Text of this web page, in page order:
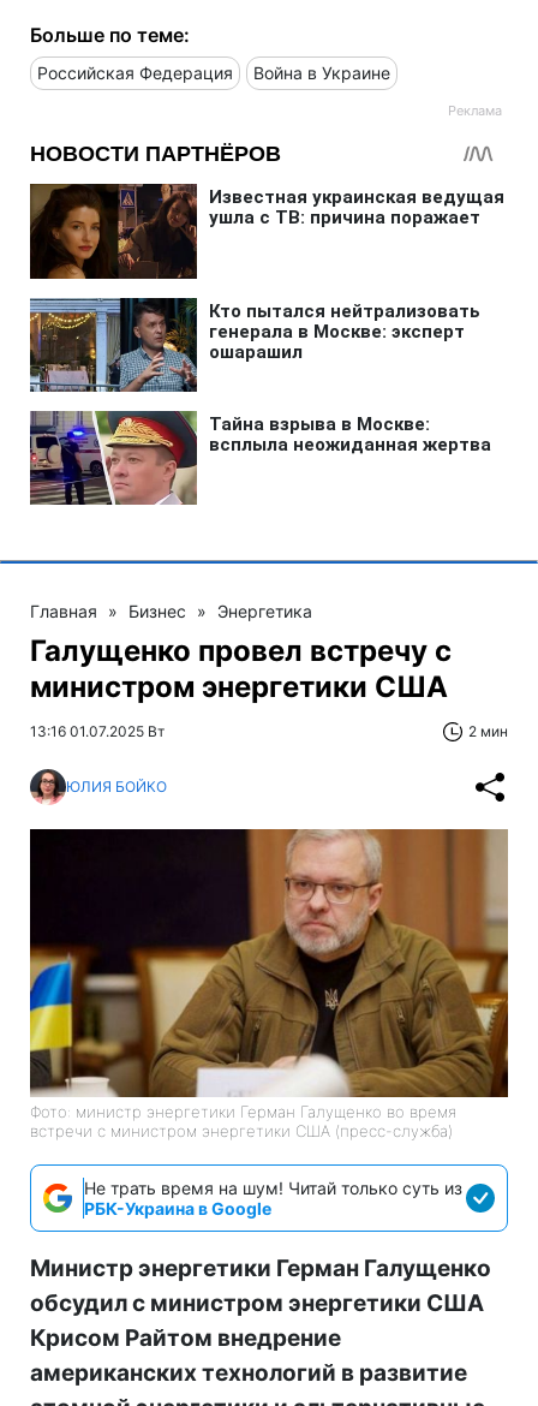
Больше по теме:
Российская Федерация Война в Украине
Главная » Бизнес » Энергетика
Галущенко провел встречу с
министром энергетики США
13:16 01.07.2025 Вт 2 мин
ЮЛИЯ БОЙКО
Фото: министр энергетики Герман Галущенко во время
встречи с министром энергетики США (пресс-служба)
Не трать время на шум! Читай только суть из
РБК-Украина в Google
Министр энергетики Герман Галущенко
обсудил с министром энергетики США
Крисом Райтом внедрение
американских технологий в развитие